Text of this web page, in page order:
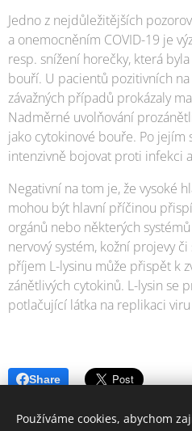
Jedno z nejdůležitějších
a onemocněním COVID-19 je
resp. snížení horečky, která
bouří. U pacientů pozitivních na
závažných případů prokázaly
Nadměrné uvolňování
jako cytokinové bouře. Po jejím
intenzivně bojovat proti infekci
Negativní na tom je, že vysoké
mohou být hlavní příčinou
orgánů nebo některých
nervový systém, kožní projevy
příjem L-lysinu může přispět k
zánětlivých cytokinů. L-lysin se
potlačující látka na replikaci
Share
Používáme cookies, abychom